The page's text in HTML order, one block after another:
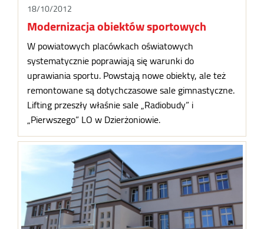
18/10/2012
Modernizacja obiektów sportowych
W powiatowych placówkach oświatowych
systematycznie poprawiają się warunki do
uprawiania sportu. Powstają nowe obiekty, ale też
remontowane są dotychczasowe sale gimnastyczne.
Lifting przeszły właśnie sale „Radiobudy” i
„Pierwszego” LO w Dzierżoniowie.